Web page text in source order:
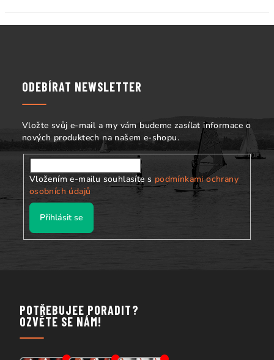
ODEBÍRAT NEWSLETTER
Vložte svůj e-mail a my vám budeme zasílat informace o
nových produktech na našem e-shopu.
Vložením e-mailu souhlasíte s podmínkami ochrany
osobních údajů
Přihlásit se
POTŘEBUJEE PORADIT?
OZVĚTE SE NÁM!